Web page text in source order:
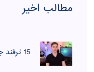
مطالب اخیر
15 ترفند جالب برای ویندوز 10